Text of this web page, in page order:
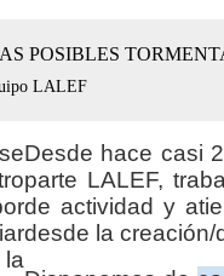
POSIBLES
LALEF
Desde hace casi
parte LALEF,
de actividad y
desde la creación/